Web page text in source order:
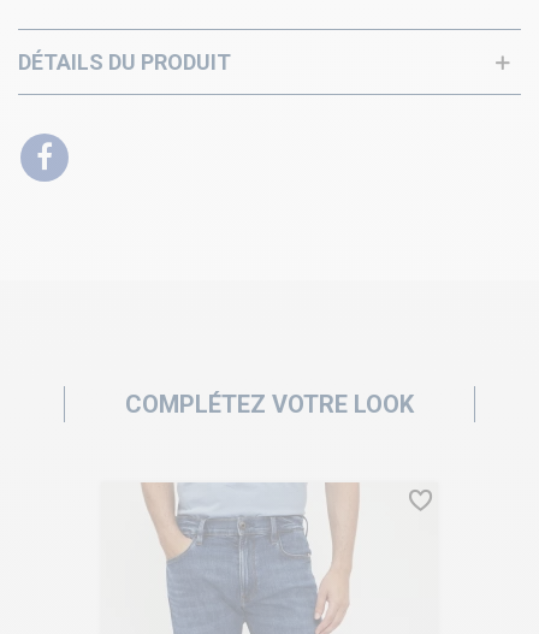
DÉTAILS DU PRODUIT
COMPLÉTEZ VOTRE LOOK